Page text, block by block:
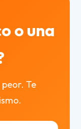
o una
Te